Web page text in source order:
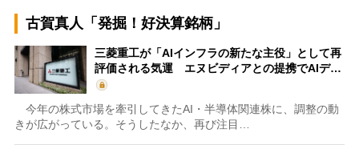
古賀真人「発掘！好決算銘柄」
三菱重工が「AIインフラの新たな主役」として再
評価される気運 エヌビディアとの提携でAIデ…
今年の株式市場を牽引してきたAI・半導体関連株に、調整の動
きが広がっている。そうしたなか、再び注目…